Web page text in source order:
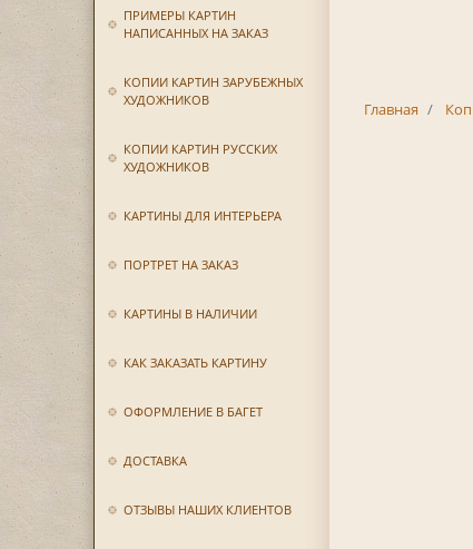
ПРИМЕРЫ КАРТИН
НАПИСАННЫХ НА ЗАКАЗ
КОПИИ КАРТИН ЗАРУБЕЖНЫХ
ХУДОЖНИКОВ
КОПИИ КАРТИН РУССКИХ
ХУДОЖНИКОВ
КАРТИНЫ ДЛЯ ИНТЕРЬЕРА
ПОРТРЕТ НА ЗАКАЗ
КАРТИНЫ В НАЛИЧИИ
КАК ЗАКАЗАТЬ КАРТИНУ
ОФОРМЛЕНИЕ В БАГЕТ
ДОСТАВКА
ОТЗЫВЫ НАШИХ КЛИЕНТОВ
Главная